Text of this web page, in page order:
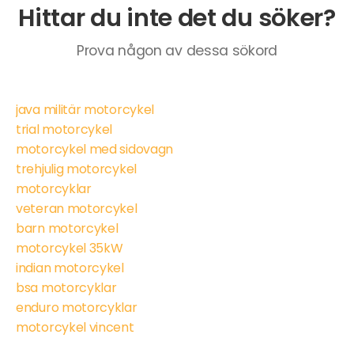
Hittar du inte det du söker?
Prova någon av dessa sökord
java militär motorcykel
trial motorcykel
motorcykel med sidovagn
trehjulig motorcykel
motorcyklar
veteran motorcykel
barn motorcykel
motorcykel 35kW
indian motorcykel
bsa motorcyklar
enduro motorcyklar
motorcykel vincent